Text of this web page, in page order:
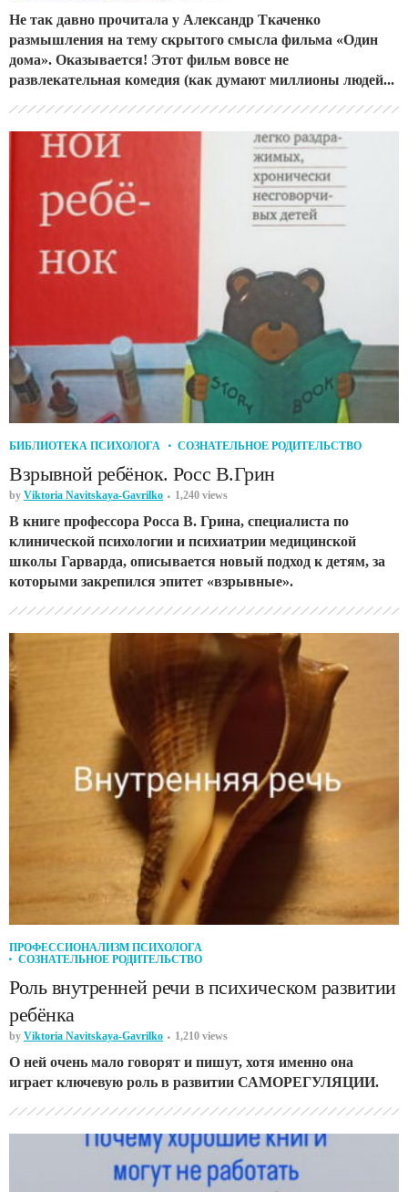
Не так давно прочитала у Александр Ткаченко
размышления на тему скрытого смысла фильма «Один
дома». Оказывается! Этот фильм вовсе не
развлекательная комедия (как думают миллионы людей...
БИБЛИОТЕКА ПСИХОЛОГА СОЗНАТЕЛЬНОЕ РОДИТЕЛЬСТВО
Взрывной ребёнок. Росс В.Грин
by Viktoria Navitskaya-Gavrilko 1,240 views
В книге профессора Росса В. Грина, специалиста по
клинической психологии и психиатрии медицинской
школы Гарварда, описывается новый подход к детям, за
которыми закрепился эпитет «взрывные».
ПРОФЕССИОНАЛИЗМ ПСИХОЛОГА
СОЗНАТЕЛЬНОЕ РОДИТЕЛЬСТВО
Роль внутренней речи в психическом развитии
ребёнка
by Viktoria Navitskaya-Gavrilko 1,210 views
О ней очень мало говорят и пишут, хотя именно она
играет ключевую роль в развитии САМОРЕГУЛЯЦИИ.